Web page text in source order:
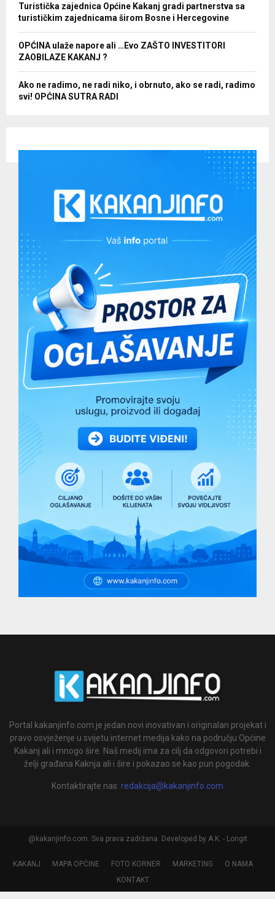
Turistička zajednica Općine Kakanj gradi partnerstva sa
turističkim zajednicama širom Bosne i Hercegovine
OPĆINA ulaže napore ali …Evo ZAŠTO INVESTITORI
ZAOBILAZE KAKANJ ?
Ako ne radimo, ne radi niko, i obrnuto, ako se radi, radimo
svi! OPĆINA SUTRA RADI
Portal kakanjinfo.com je jedan novi inovativan i originalan projekat i
pravo osvježenje u svijetu internet medija kako na području Općine
Kakanj ali i mnogo šire. Naš medij ima za cilj da odgovori potrebi i
želji građana Kaknja ali i šire i pokazao se kao pun pogodak.
Kontaktirajte nas: redakcija@kakanjinfo.com
@kakanjinfo.com. Sva prava zadržana. Developed by A.K. - Longit
KAKANJ MAPA OPĆINE FOTO KORNER MARKETING
O NAMA
KONTAKT